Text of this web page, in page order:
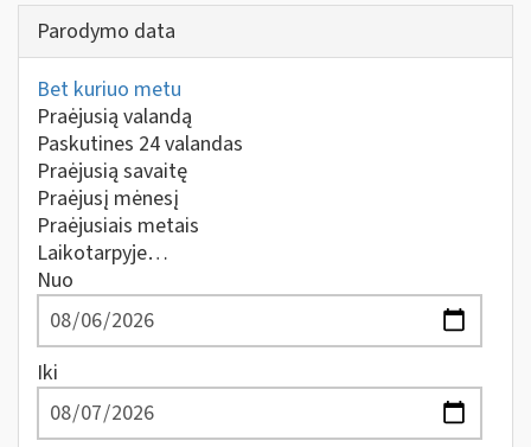
Parodymo data
Bet kuriuo metu
Praėjusią valandą
Paskutines 24 valandas
Praėjusią savaitę
Praėjusį mėnesį
Praėjusiais metais
Laikotarpyje…
Nuo
Iki